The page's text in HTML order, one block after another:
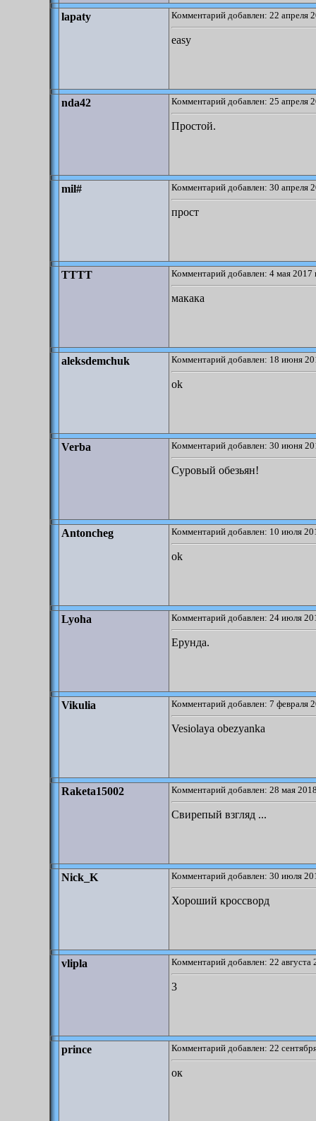
lapaty Комментарий добавлен: 22 апреля
easy
nda42 Комментарий добавлен: 25 апреля
Простой.
mil# Комментарий добавлен: 30 апреля
прост
TTTT Комментарий добавлен: 4 мая 2017
макака
aleksdemchuk Комментарий добавлен: 18 июня
ok
Verba Комментарий добавлен: 30 июня
Суровый обезьян!
Antoncheg Комментарий добавлен: 10 июля
ok
Lyoha Комментарий добавлен: 24 июля
Ерунда.
Vikulia Комментарий добавлен: 7 февраля
Vesiolaya obezyanka
Raketa15002 Комментарий добавлен: 28 мая
Свирепый взгляд ...
Nick_K Комментарий добавлен: 30 июля
Хороший кроссворд
vlipla Комментарий добавлен: 22 августа
3
prince Комментарий добавлен: 22
ок